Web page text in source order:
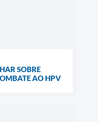
SOBRE
AO HPV